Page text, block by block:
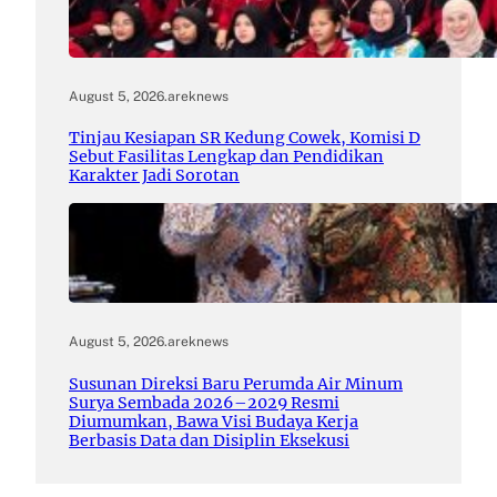
August 5, 2026.areknews
Tinjau Kesiapan SR Kedung Cowek, Komisi D
Sebut Fasilitas Lengkap dan Pendidikan
Karakter Jadi Sorotan
August 5, 2026.areknews
Susunan Direksi Baru Perumda Air Minum
Surya Sembada 2026–2029 Resmi
Diumumkan, Bawa Visi Budaya Kerja
Berbasis Data dan Disiplin Eksekusi